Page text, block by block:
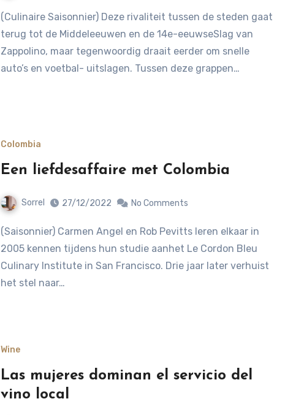
(Culinaire Saisonnier) Deze rivaliteit tussen de steden gaat
terug tot de Middeleeuwen en de 14e-eeuwseSlag van
Zappolino, maar tegenwoordig draait eerder om snelle
auto’s en voetbal- uitslagen. Tussen deze grappen…
Colombia
Een liefdesaffaire met Colombia
Sorrel 27/12/2022 No Comments
(Saisonnier) Carmen Angel en Rob Pevitts leren elkaar in
2005 kennen tijdens hun studie aanhet Le Cordon Bleu
Culinary Institute in San Francisco. Drie jaar later verhuist
het stel naar…
Wine
Las mujeres dominan el servicio del
vino local